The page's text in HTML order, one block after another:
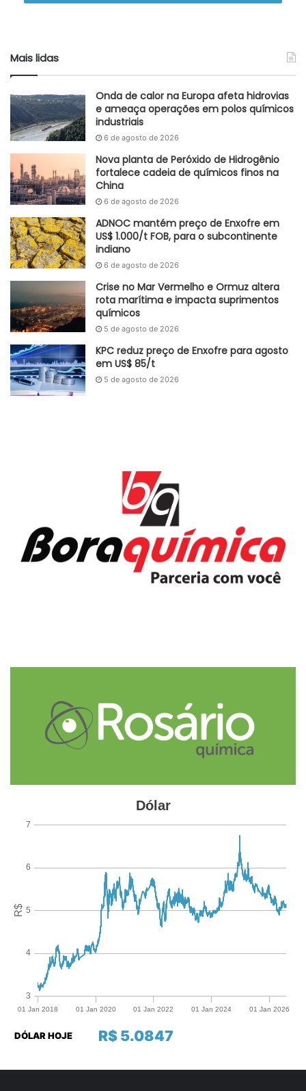
logística e serviços terceirizados. Com isso, estima-se que
O ambiente imprevisível também levou o grupo a
interromper dois de seus cinco projetos de investimento
em novas produções. A decisão freia a expansão local e
pode comprometer o recebimento de financiamentos
europeus de fomento que seriam destinados à
modernização do parque industrial da companhia.
Apesar de toda a crise, a fabricante reportou um EBITDA
positivo no último exercício, indicando que a operação de
produzir e vender químicos por si só ainda gera caixa. No
entanto, a empresa registrou um considerável prejuízo
líquido anual. O desempenho financeiro negativo reflete o
peso da atual crise de suprimentos na Europa, marcada
gás natural e eletricidade, fatores que continuam
redefinindo a competitividade da indústria química global.
Mercado Europeu
Mais lidas
Onda de calor na Europa afeta hidrovias
e ameaça operações em polos químicos
industriais
6 de agosto de 2026
Nova planta de Peróxido de Hidrogênio
fortalece cadeia de químicos finos na
China
6 de agosto de 2026
ADNOC mantém preço de Enxofre em
US$ 1.000/t FOB, para o subcontinente
indiano
6 de agosto de 2026
Crise no Mar Vermelho e Ormuz altera
rota marítima e impacta suprimentos
químicos
5 de agosto de 2026
KPC reduz preço de Enxofre para agosto
em US$ 85/t
5 de agosto de 2026
R$ 5.0847
DÓLAR HOJE